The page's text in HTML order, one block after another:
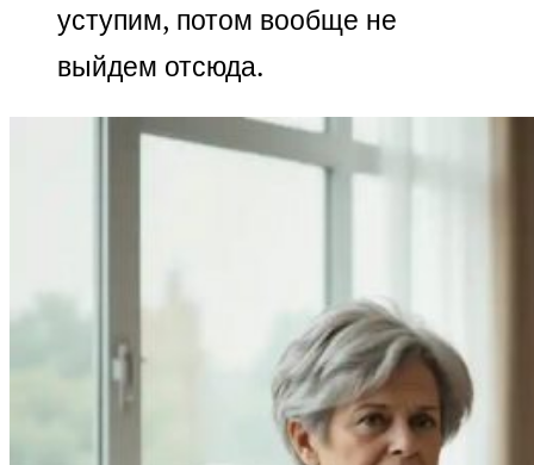
уступим, потом вообще не
выйдем отсюда.